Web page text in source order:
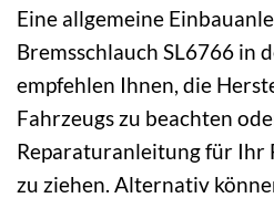
Eine allgemeine
Bremsschlauch SL6766 in
empfehlen Ihnen, die
Fahrzeugs zu beachten
Reparaturanleitung für Ihr
zu ziehen. Alternativ